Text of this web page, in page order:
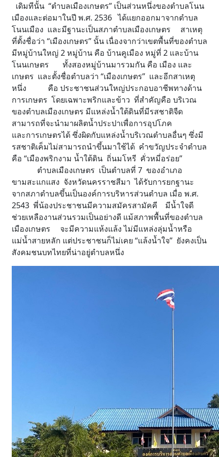
เดิมทีนั้น “ตำบลเมืองเกษตร” เป็นส่วนหนึ่งของตำบลโนน
เมืองและต่อมาในปี พ.ศ. 2536 ได้แยกออกมาจากตำบล
โนนเมือง และมีฐานะเป็นสภาตำบลเมืองเกษตร สาเหตุ
ที่ตั้งชื่อว่า “เมืองเกษตร” นั้น เนื่องจากว่าเขตพื้นที่ของตำบล
มีหมู่บ้านใหญ่ 2 หมู่บ้าน คือ บ้านคูเมือง หมู่ที่ 2 และบ้าน
โนนเกษตร ทั้งสองหมู่บ้านมารวมกัน คือ เมือง และ
เกษตร และตั้งชื่อตำบลว่า “เมืองเกษตร” และอีกสาเหตุ
หนึ่ง คือ ประชาชนส่วนใหญ่ประกอบอาชีพทางด้าน
การเกษตร โดยเฉพาะพริกและข้าว ที่สำคัญคือ บริเวณ
ของตำบลเมืองเกษตร มีแหล่งน้ำใต้ดินที่มีรสชาติจืด
สามารถที่จะนำมาผลิตน้ำประปาเพื่อการอุปโภค
และการเกษตรได้ ซึ่งผิดกับแหล่งน้ำบริเวณตำบลอื่นๆ ซึ่งมี
รสชาติเค็มไม่สามารถนำขึ้นมาใช้ได้ คำขวัญประจำตำบล
คือ “เมืองพริกงาม น้ำใต้ดิน ถิ่นมโหรี คั่วหมี่อร่อย”
ตำบลเมืองเกษตร เป็นตำบลที่ 7 ของอำเภอ
ขามสะแกแสง จังหวัดนครราชสีมา ได้รับการยกฐานะ
จากสภาตำบลขึ้นเป็นองค์การบริหารส่วนตำบล เมื่อ พ.ศ.
2543 พี่น้องประชาชนมีความสมัครสามัคคี มีน้ำใจดี
ช่วยเหลืองานส่วนรวมเป็นอย่างดี แม้สภาพพื้นที่ของตำบล
เมืองเกษตร จะมีความแห้งแล้ง ไม่มีแหล่งลุ่มน้ำหรือ
แม่น้ำสายหลัก แต่ประชาชนก็ไม่เคย “แล้งน้ำใจ” ยังคงเป็น
สังคมชนบทไทยที่น่าอยู่ตำบลหนึ่ง